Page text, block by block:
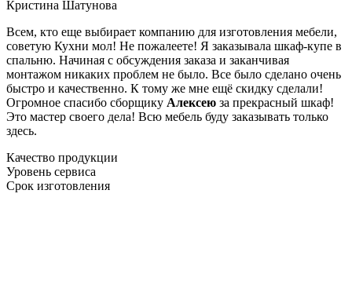
Кристина Шатунова
Всем, кто еще выбирает компанию для изготовления мебели,
советую Кухни мол! Не пожалеете! Я заказывала шкаф-купе в
спальню. Начиная с обсуждения заказа и заканчивая
монтажом никаких проблем не было. Все было сделано очень
быстро и качественно. К тому же мне ещё скидку сделали!
Огромное спасибо сборщику Алексею за прекрасный шкаф!
Это мастер своего дела! Всю мебель буду заказывать только
здесь.
Качество продукции
Уровень сервиса
Срок изготовления